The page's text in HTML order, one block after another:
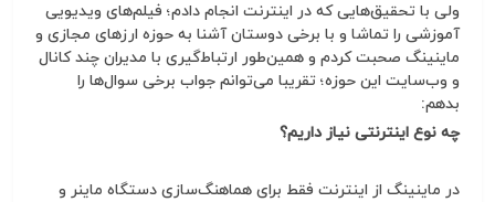
ولی با تحقیق‌هایی که در اینترنت انجام دادم؛ فیلم‌های ویدیویی
آموزشی را تماشا و با برخی دوستان آشنا به حوزه ارزهای مجازی و
ماینینگ صحبت کردم و همین‌طور ارتباط‌گیری با مدیران چند کانال
و وب‌سایت این حوزه؛ تقریبا می‌توانم جواب برخی سوال‌ها را
بدهم:
چه نوع اینترنتی نیاز داریم؟
در ماینینگ از اینترنت فقط برای هماهنگ‌سازی دستگاه ماینر و